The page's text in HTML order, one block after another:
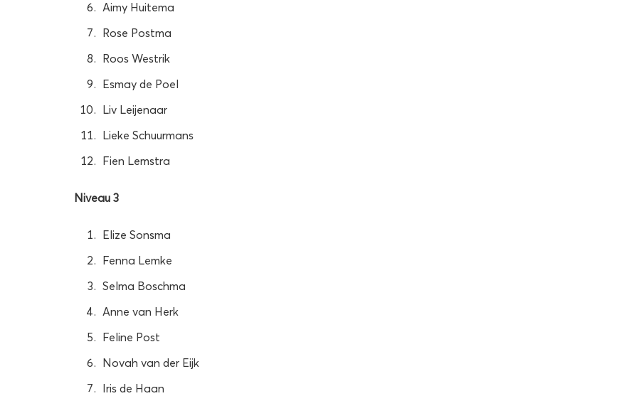
Aimy Huitema
Rose Postma
Roos Westrik
Esmay de Poel
Liv Leijenaar
Lieke Schuurmans
Fien Lemstra
Niveau 3
Elize Sonsma
Fenna Lemke
Selma Boschma
Anne van Herk
Feline Post
Novah van der Eijk
Iris de Haan